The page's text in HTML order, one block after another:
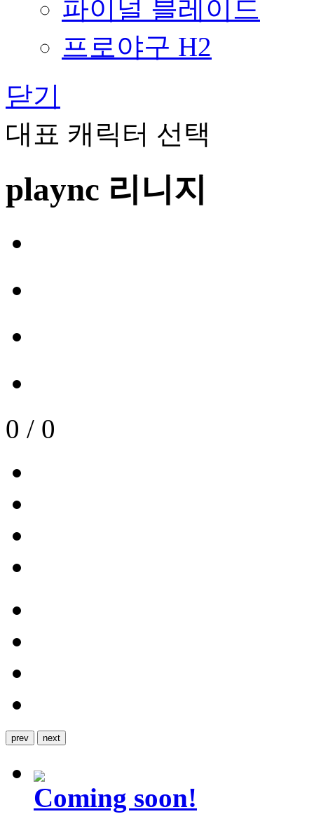
파이널 블레이드
프로야구 H2
닫기
대표 캐릭터 선택
plaync 리니지
0 / 0
prev next
Coming soon!